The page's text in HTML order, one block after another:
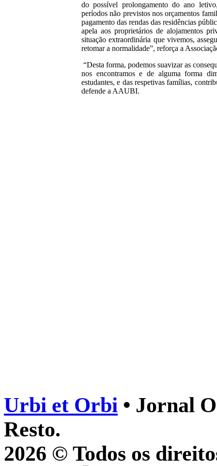
do possível prolongamento do ano
períodos não previstos nos orçamentos
pagamento das rendas das residências
apela aos proprietários de alojamentos
situação extraordinária que vivemos,
retomar a normalidade”, reforça a
“Desta forma, podemos suavizar as
nos encontramos e de alguma forma
estudantes, e das respetivas famílias,
defende a AAUBI.
Urbi et Orbi • Jornal
Resto.
2026 © Todos os